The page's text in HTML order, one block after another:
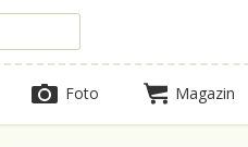
Foto Magazin